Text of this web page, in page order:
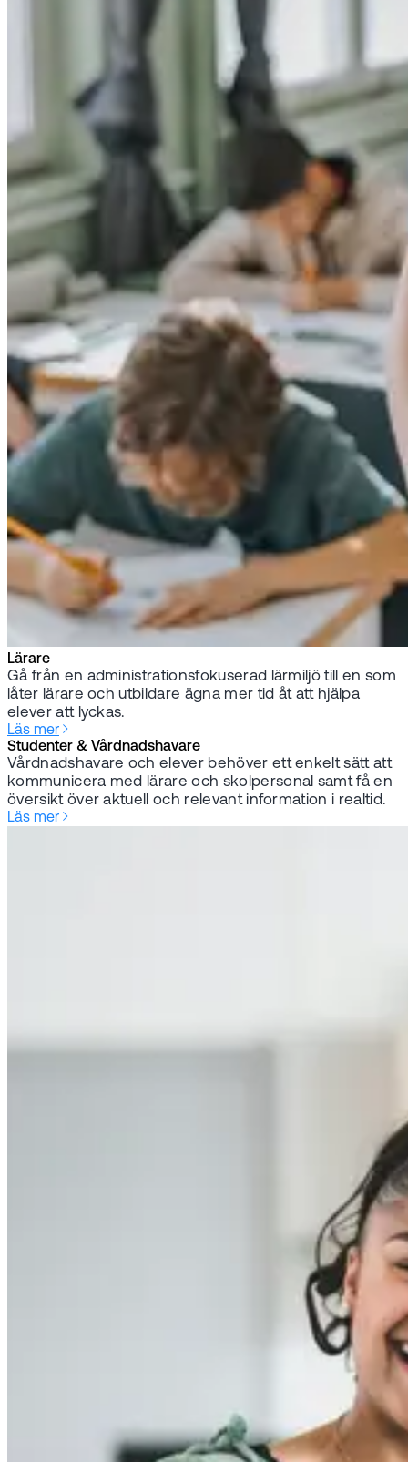
Lärare
Gå från en administrationsfokuserad lärmiljö till en som
låter lärare och utbildare ägna mer tid åt att hjälpa
elever att lyckas.
Läs mer
Studenter & Vårdnadshavare
Vårdnadshavare och elever behöver ett enkelt sätt att
kommunicera med lärare och skolpersonal samt få en
översikt över aktuell och relevant information i realtid.
Läs mer